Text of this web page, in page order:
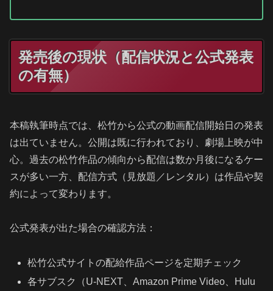
発売後の現状（配信状況と公式発表
の有無）
本稿執筆時点では、松竹から公式の動画配信開始日の発表
は出ていません。公開は既に行われており、劇場上映が中
心。過去の松竹作品の傾向から配信は数か月後になるケー
スが多い一方、配信方式（見放題／レンタル）は作品や契
約によって変わります。
公式発表が出た場合の確認方法：
松竹公式サイトの配給作品ページを定期チェック
各サブスク（U-NEXT、Amazon Prime Video、Hulu